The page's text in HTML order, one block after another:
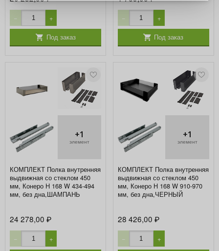
− +
Под заказ
− +
Под заказ
+1
элемент
КОМПЛЕКТ Полка внутренняя
выдвижная со стеклом 450
мм, Конеро H 168 W 434-494
мм, без дна,ШАМПАНЬ
24 278,00₽
− +
+1
элемент
КОМПЛЕКТ Полка внутренняя
выдвижная со стеклом 450
мм, Конеро H 168 W 910-970
мм, без дна,ЧЕРНЫЙ
28 426,00 ₽
− +